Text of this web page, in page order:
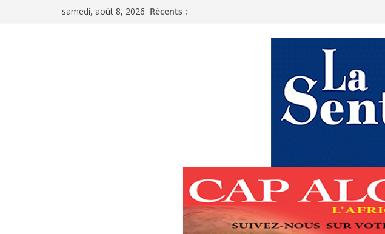
samedi, août 8, 2026 Récents :